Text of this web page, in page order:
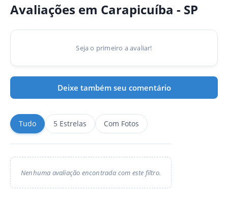
Avaliações em Carapicuíba - SP
Seja o primeiro a avaliar!
Deixe também seu comentário
Tudo 5 Estrelas Com Fotos
Nenhuma avaliação encontrada com este filtro.